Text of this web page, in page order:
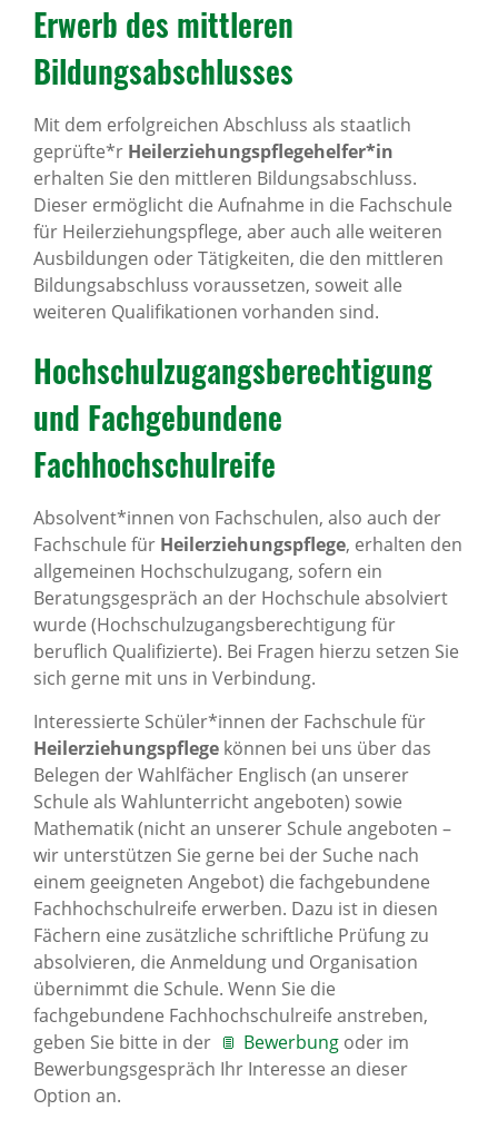
Erwerb des mittleren
Bildungsabschlusses
Mit dem erfolgreichen Abschluss als staatlich
geprüfte*r Heilerziehungspflegehelfer*in
erhalten Sie den mittleren Bildungsabschluss.
Dieser ermöglicht die Aufnahme in die Fachschule
für Heilerziehungspflege, aber auch alle weiteren
Ausbildungen oder Tätigkeiten, die den mittleren
Bildungsabschluss voraussetzen, soweit alle
weiteren Qualifikationen vorhanden sind.
Hochschulzugangsberechtigung
und Fachgebundene
Fachhochschulreife
Absolvent*innen von Fachschulen, also auch der
Fachschule für Heilerziehungspflege, erhalten den
allgemeinen Hochschulzugang, sofern ein
Beratungsgespräch an der Hochschule absolviert
wurde (Hochschulzugangsberechtigung für
beruflich Qualifizierte). Bei Fragen hierzu setzen Sie
sich gerne mit uns in Verbindung.
Interessierte Schüler*innen der Fachschule für
Heilerziehungspflege können bei uns über das
Belegen der Wahlfächer Englisch (an unserer
Schule als Wahlunterricht angeboten) sowie
Mathematik (nicht an unserer Schule angeboten –
wir unterstützen Sie gerne bei der Suche nach
einem geeigneten Angebot) die fachgebundene
Fachhochschulreife erwerben. Dazu ist in diesen
Fächern eine zusätzliche schriftliche Prüfung zu
absolvieren, die Anmeldung und Organisation
übernimmt die Schule. Wenn Sie die
fachgebundene Fachhochschulreife anstreben,
geben Sie bitte in der
Bewerbung oder im
Bewerbungsgespräch Ihr Interesse an dieser
Option an.